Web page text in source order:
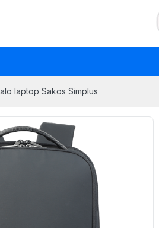
laptop Sakos Simplus